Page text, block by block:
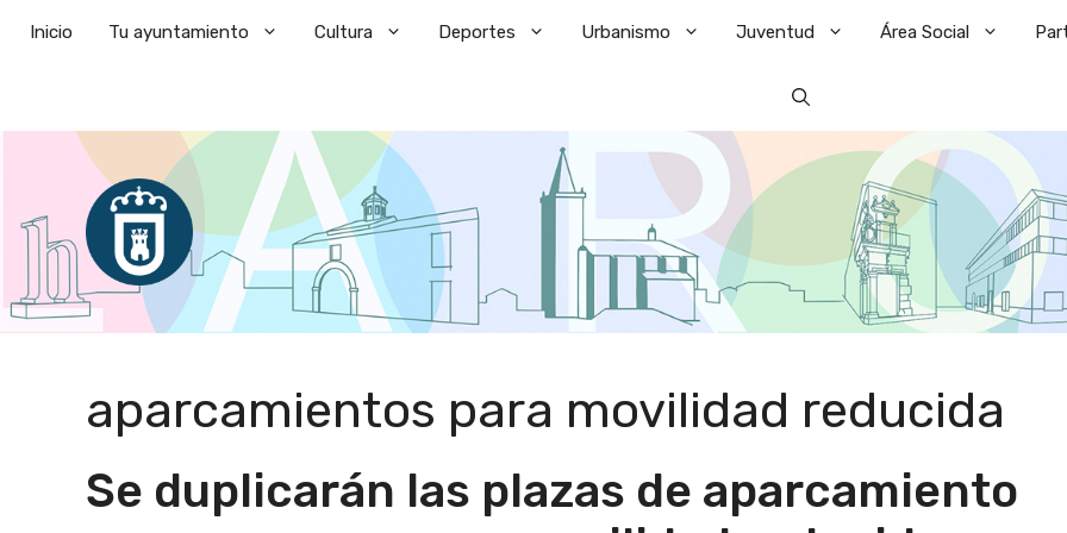
Inicio Tu ayuntamiento Cultura Deportes Urbanismo Juventud Área Social
aparcamientos para movilidad reducida
Se duplicarán las plazas de aparcamiento